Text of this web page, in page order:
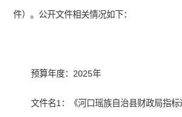
件）。公开文件相关情况如下：
预算年度：2025年
文件名1：《河口瑶族自治县财政局指标